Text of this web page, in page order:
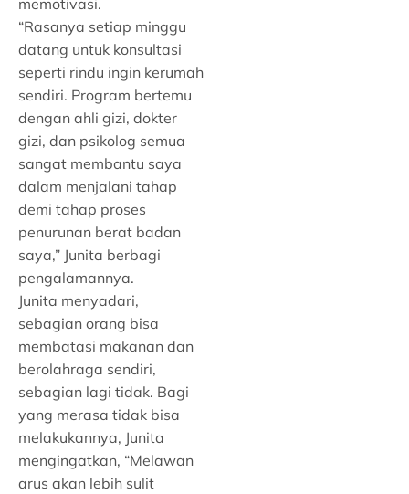
memotivasi.
“Rasanya setiap minggu
datang untuk konsultasi
seperti rindu ingin kerumah
sendiri. Program bertemu
dengan ahli gizi, dokter
gizi, dan psikolog semua
sangat membantu saya
dalam menjalani tahap
demi tahap proses
penurunan berat badan
saya,” Junita berbagi
pengalamannya.
Junita menyadari,
sebagian orang bisa
membatasi makanan dan
berolahraga sendiri,
sebagian lagi tidak. Bagi
yang merasa tidak bisa
melakukannya, Junita
mengingatkan, “Melawan
arus akan lebih sulit